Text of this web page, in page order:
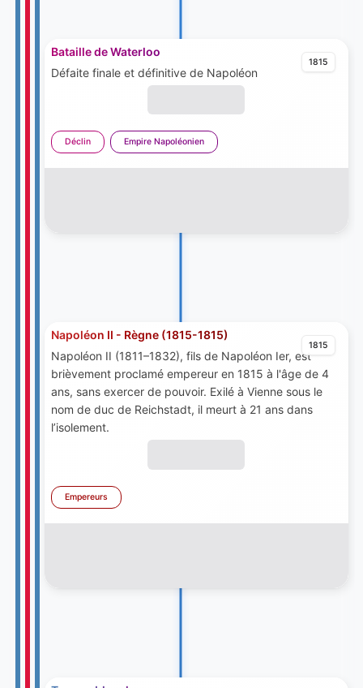
1815
Bataille de Waterloo
Défaite finale et définitive de Napoléon
Déclin Empire Napoléonien
1815
Napoléon II - Règne (1815-1815)
Napoléon II (1811–1832), fils de Napoléon Ier, est
brièvement proclamé empereur en 1815 à l'âge de 4
ans, sans exercer de pouvoir. Exilé à Vienne sous le
nom de duc de Reichstadt, il meurt à 21 ans dans
l’isolement.
Empereurs